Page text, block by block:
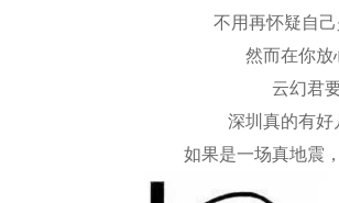
不用再怀疑自己
然而在你放
云幻君
深圳真的有好
如果是一场真地震